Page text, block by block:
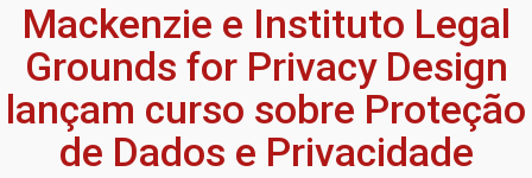
Mackenzie e Instituto Legal
Grounds for Privacy Design
lançam curso sobre Proteção
de Dados e Privacidade